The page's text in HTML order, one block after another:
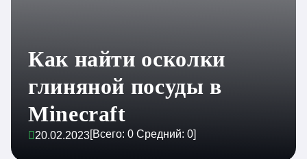
Как найти осколки
глиняной посуды в
Minecraft
20.02.2023[Всего: 0 Средний: 0]